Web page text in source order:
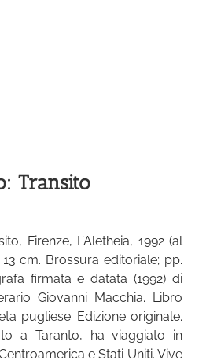
Transito
Firenze, L’Aletheia, 1992 (al
cm. Brossura editoriale; pp.
firmata e datata (1992) di
Giovanni Macchia. Libro
pugliese. Edizione originale.
a Taranto, ha viaggiato in
e Stati Uniti. Vive